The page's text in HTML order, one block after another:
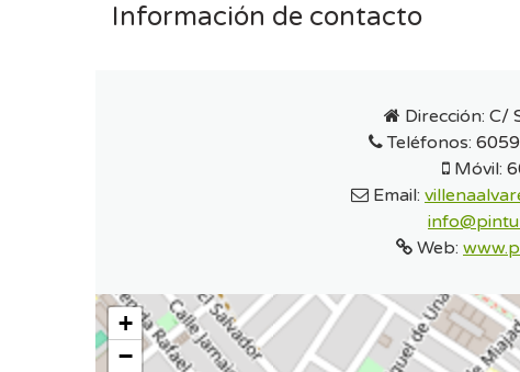
Información de contacto
Dirección: C/
Teléfonos:
Móvil:
Email:
Web:
+
−